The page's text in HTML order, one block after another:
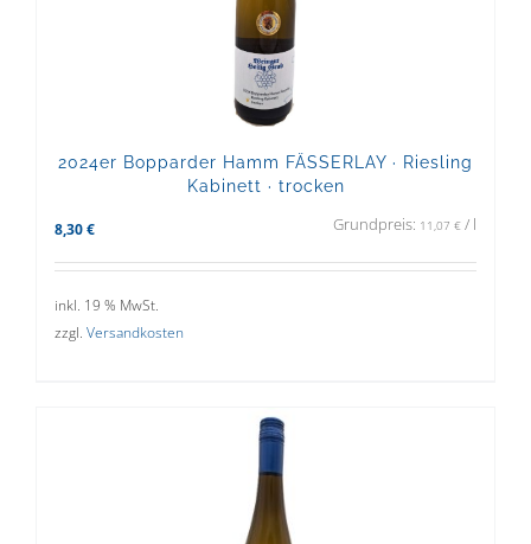
2024er Bopparder Hamm FÄSSERLAY · Riesling
Kabinett · trocken
8,30 € Grundpreis: 11,07 € / l
inkl. 19 % MwSt.
zzgl. Versandkosten